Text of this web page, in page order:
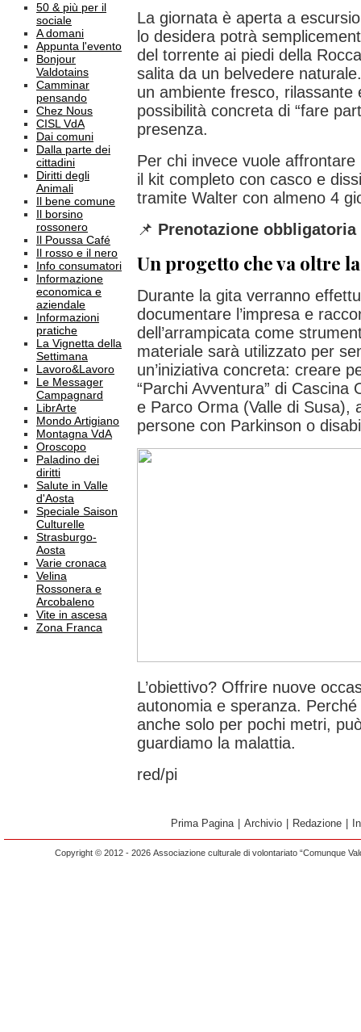
50 & più per il
sociale
A domani
Appunta l'evento
Bonjour
Valdotains
Camminar
pensando
Chez Nous
CISL VdA
Dai comuni
Dalla parte dei
cittadini
Diritti degli
Animali
Il bene comune
Il borsino
rossonero
Il Poussa Café
Il rosso e il nero
Info consumatori
Informazione
economica e
aziendale
Informazioni
pratiche
La Vignetta della
Settimana
Lavoro&Lavoro
Le Messager
Campagnard
LibrArte
Mondo Artigiano
Montagna VdA
Oroscopo
Paladino dei
diritti
Salute in Valle
d'Aosta
Speciale Saison
Culturelle
Strasburgo-
Aosta
Varie cronaca
Velina
Rossonera e
Arcobaleno
Vite in ascesa
Zona Franca
La giornata è aperta a
lo desidera potrà
del torrente ai piedi della
salita da un belvedere
un ambiente fresco, rilassante
possibilità concreta di “fare
presenza.
Per chi invece vuole
il kit completo con casco e
tramite Walter con almeno 4
📌 Prenotazione obbligatoria
Un progetto che va oltre
Durante la gita verranno
documentare l’impresa e
dell’arrampicata come
materiale sarà utilizzato per
un’iniziativa concreta: creare
“Parchi Avventura” di
e Parco Orma (Valle di Susa),
persone con Parkinson o
L’obiettivo? Offrire nuove
autonomia e speranza.
anche solo per pochi metri,
guardiamo la malattia.
red/pi
Prima Pagina Archivio Redazione
Copyright © 2012 - 2026 Associazione culturale di volontariato “Comunque